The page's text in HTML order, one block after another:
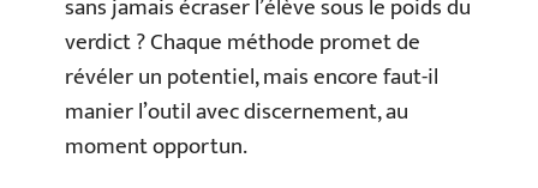
sans jamais écraser l’élève sous le poids du
verdict ? Chaque méthode promet de
révéler un potentiel, mais encore faut-il
manier l’outil avec discernement, au
moment opportun.